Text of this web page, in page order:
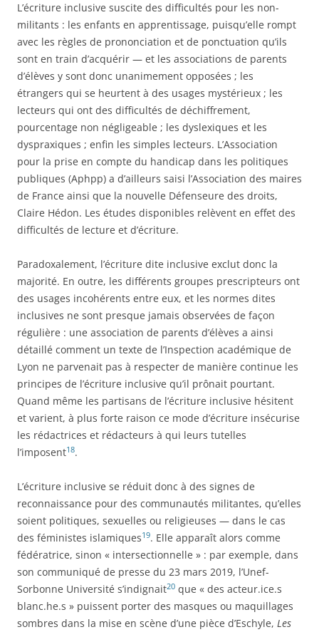
L’écriture inclusive suscite des difficultés pour les non-
militants : les enfants en apprentissage, puisqu’elle rompt
avec les règles de prononciation et de ponctuation qu’ils
sont en train d’acquérir — et les associations de parents
d’élèves y sont donc unanimement opposées ; les
étrangers qui se heurtent à des usages mystérieux ; les
lecteurs qui ont des difficultés de déchiffrement,
pourcentage non négligeable ; les dyslexiques et les
dyspraxiques ; enfin les simples lecteurs. L’Association
pour la prise en compte du handicap dans les politiques
publiques (Aphpp) a d’ailleurs saisi l’Association des maires
de France ainsi que la nouvelle Défenseure des droits,
Claire Hédon. Les études disponibles relèvent en effet des
difficultés de lecture et d’écriture.
Paradoxalement, l’écriture dite inclusive exclut donc la
majorité. En outre, les différents groupes prescripteurs ont
des usages incohérents entre eux, et les normes dites
inclusives ne sont presque jamais observées de façon
régulière : une association de parents d’élèves a ainsi
détaillé comment un texte de l’Inspection académique de
Lyon ne parvenait pas à respecter de manière continue les
principes de l’écriture inclusive qu’il prônait pourtant.
Quand même les partisans de l’écriture inclusive hésitent
et varient, à plus forte raison ce mode d’écriture insécurise
les rédactrices et rédacteurs à qui leurs tutelles
l’imposent18.
L’écriture inclusive se réduit donc à des signes de
reconnaissance pour des communautés militantes, qu’elles
soient politiques, sexuelles ou religieuses — dans le cas
des féministes islamiques19. Elle apparaît alors comme
fédératrice, sinon « intersectionnelle » : par exemple, dans
son communiqué de presse du 23 mars 2019, l’Unef-
Sorbonne Université s’indignait20 que « des acteur.ice.s
blanc.he.s » puissent porter des masques ou maquillages
sombres dans la mise en scène d’une pièce d’Eschyle, Les